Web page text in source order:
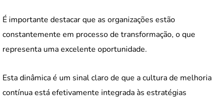
É importante destacar que as organizações estão
constantemente em processo de transformação, o que
representa uma excelente oportunidade.
Esta dinâmica é um sinal claro de que a cultura de melhoria
contínua está efetivamente integrada às estratégias